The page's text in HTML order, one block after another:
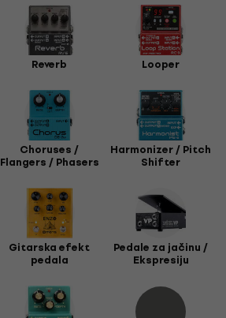
Reverb Looper
Choruses /
Flangers / Phasers
Harmonizer / Pitch
Shifter
Gitarska efekt
pedala
Pedale za jačinu /
Ekspresiju